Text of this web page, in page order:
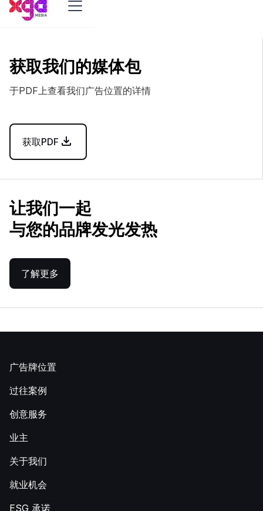
获取我们的媒体包
于PDF上查看我们广告位置的详情
获取PDF
让我们一起
与您的品牌发光发热
了解更多
广告牌位置
过往案例
创意服务
业主
关于我们
就业机会
ESG 承诺